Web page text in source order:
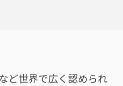
ど世界で広く認められ